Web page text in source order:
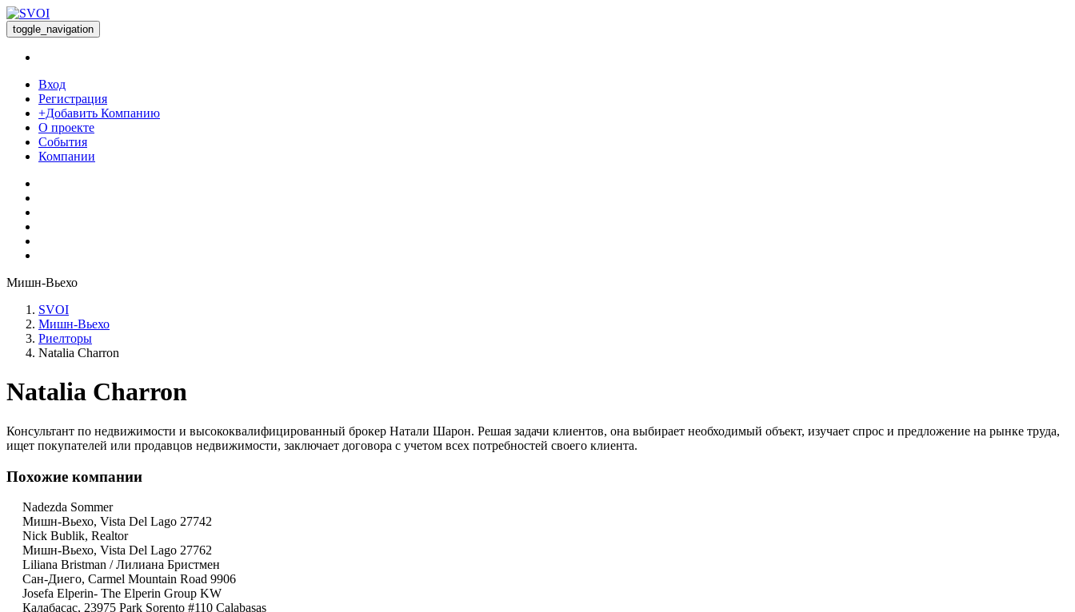
toggle_navigation
Вход
Регистрация
+Добавить Компанию
О проекте
События
Компании
Мишн-Вьехо
SVOI
Мишн-Вьехо
Риелторы
Natalia Charron
Natalia Charron
Консультант по недвижимости и высококвалифицированный брокер Натали Шарон. Решая задачи клиентов, она выбирает необходимый объект, изучает спрос и предложение на рынке труда,
ищет покупателей или продавцов недвижимости, заключает договора с учетом всех потребностей своего клиента.
Похожие компании
Nadezda Sommer
Мишн-Вьехо, Vista Del Lago 27742
Nick Bublik, Realtor
Мишн-Вьехо, Vista Del Lago 27762
Liliana Bristman / Лилиана Бристмен
Сан-Диего, Carmel Mountain Road 9906
Josefa Elperin- The Elperin Group KW
Калабасас, 23975 Park Sorento #110 Calabasas